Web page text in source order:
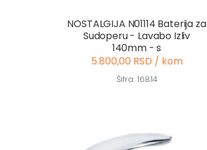
NOSTALGIJA N01114 Baterija za
Sudoperu - Lavabo Izliv
140mm - s
5.800,00 RSD / kom
Šifra: 16814